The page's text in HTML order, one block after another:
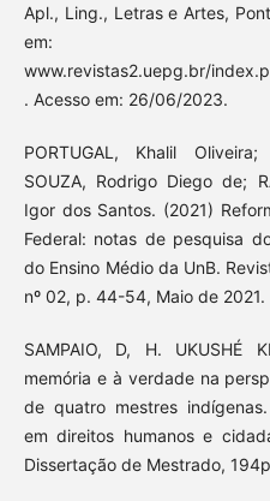
Apl., Ling., Letras e Artes,
em:
www.revistas2.uepg.br/
. Acesso em: 26/06/2023.
PORTUGAL, Khalil
SOUZA, Rodrigo Diego de;
Igor dos Santos. (2021)
Federal: notas de pesquisa
do Ensino Médio da UnB.
nº 02, p. 44-54, Maio de 2021.
SAMPAIO, D, H. UKUSHÉ
memória e à verdade na
de quatro mestres
em direitos humanos e
Dissertação de Mestrado,